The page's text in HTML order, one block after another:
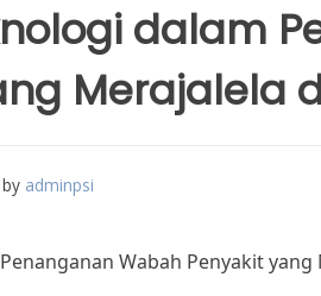
dalam
Merajalela
by adminpsi
Wabah Penyakit